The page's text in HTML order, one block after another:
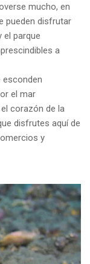
mucho, en
pueden disfrutar
el parque
a
el mar
corazón de la
disfrutes aquí de
y